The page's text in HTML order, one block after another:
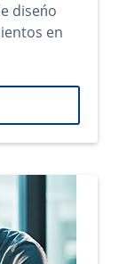
diseńo
en